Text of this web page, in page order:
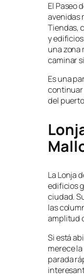
El Paseo
avenidas
Tiendas,
y
una zona
caminar
Es una
continuar
del
La Lonja
edificios
ciudad.
las
amplitud
Si está
merece
parada